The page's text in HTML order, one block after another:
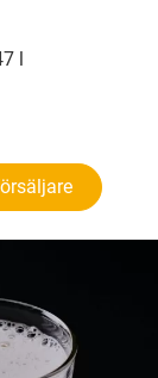
l